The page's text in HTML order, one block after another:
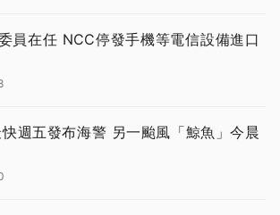
員在任 NCC停發手機等電信設備進口
週五發布海警 另一颱風「鯨魚」今晨